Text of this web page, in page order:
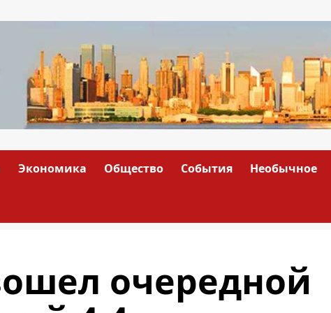
Экономика Общество События Необычное
очередной